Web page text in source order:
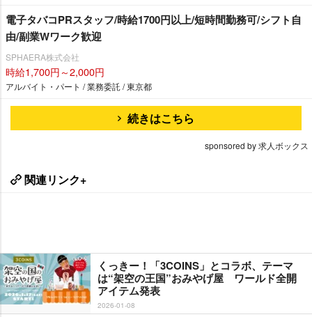
電子タバコPRスタッフ/時給1700円以上/短時間勤務可/シフト自
由/副業Wワーク歓迎
SPHAERA株式会社
時給1,700円～2,000円
アルバイト・パート / 業務委託 / 東京都
続きはこちら
sponsored by 求人ボックス
関連リンク+
くっきー！「3COINS」とコラボ、テーマ
は“架空の王国”おみやげ屋 ワールド全開
アイテム発表
2026-01-08